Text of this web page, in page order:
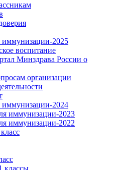
иммунизации-2025
воспитание
Минздрава России о
организации
иммунизации-2024
иммунизации-2023
иммунизации-2022